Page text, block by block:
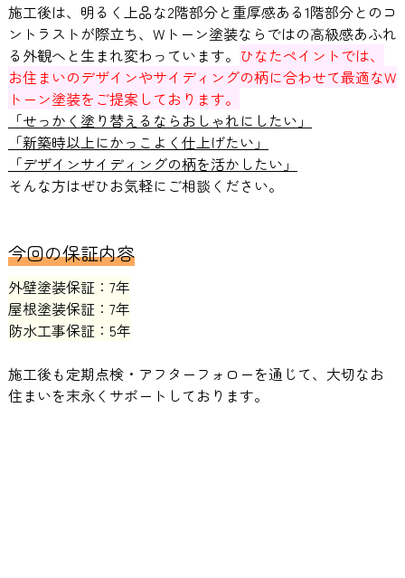
施工後は、明るく上品な2階部分と重厚感ある1階部分とのコ
ントラストが際立ち、Wトーン塗装ならではの高級感あふれ
る外観へと生まれ変わっています。 ひなたペイントでは、
お住まいのデザインやサイディングの柄に合わせて最適なW
トーン塗装をご提案しております。
「せっかく塗り替えるならおしゃれにしたい」
「新築時以上にかっこよく仕上げたい」
「デザインサイディングの柄を活かしたい」
そんな方はぜひお気軽にご相談ください。
今回の保証内容
外壁塗装保証：7年
屋根塗装保証：7年
防水工事保証：5年
施工後も定期点検・アフターフォローを通じて、大切なお
住まいを末永くサポートしております。